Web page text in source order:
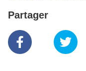
Partager